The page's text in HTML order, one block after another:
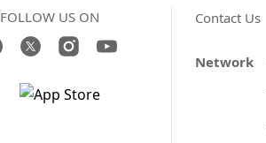
FOLLOW US ON Contact Us
Network